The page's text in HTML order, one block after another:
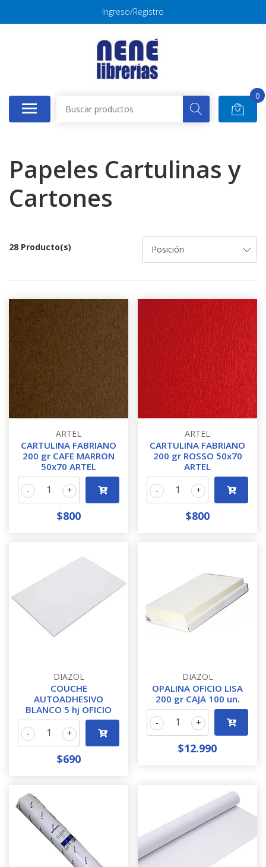
Ingreso/Registro
0
Papeles Cartulinas y
Cartones
28 Producto(s)
ARTEL
CARTULINA FABRIANO
200 gr CAFE MARRON
50x70 ARTEL
+
-
$800
ARTEL
CARTULINA FABRIANO
200 gr ROSSO 50x70
ARTEL
+
-
$800
DIAZOL
COUCHE
AUTOADHESIVO
BLANCO 5 hj OFICIO
+
-
$690
DIAZOL
OPALINA OFICIO LISA
200 gr CAJA 100 un.
+
-
$12.990